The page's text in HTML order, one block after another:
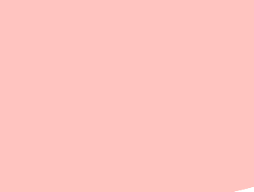
enormt krav på fokus för våra 18
är investeringsfilosofi”, säger Alexandra